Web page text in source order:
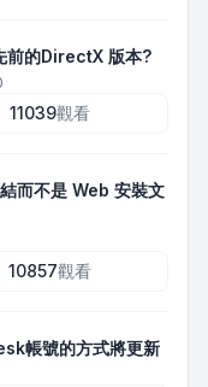
前的DirectX 版本?
11039觀看
而不是 Web 安裝文
10857觀看
帳號的方式將更新